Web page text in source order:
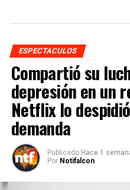
ESPECTACULOS
Compartió su
depresión en un
Netflix lo
demanda
Publicado Hace 1
Por Notifalcon